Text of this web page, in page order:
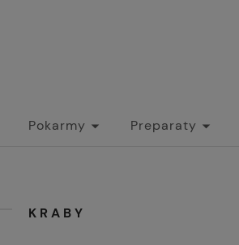
Pokarmy Preparaty
KRABY